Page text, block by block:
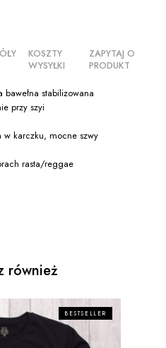
KOSZTY
WYSYŁKI
ZAPYTAJ O
PRODUKT
stabilizowana
przy szyi
w karczku, mocne szwy
rasta/reggae
również
BESTSELLER